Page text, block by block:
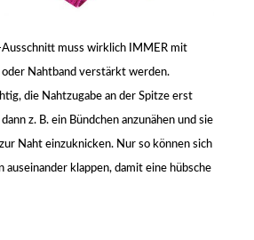
muss wirklich IMMER mit
Nahtband verstärkt werden.
die Nahtzugabe an der Spitze erst
z. B. ein Bündchen anzunähen und sie
Naht einzuknicken. Nur so können sich
auseinander klappen, damit eine hübsche